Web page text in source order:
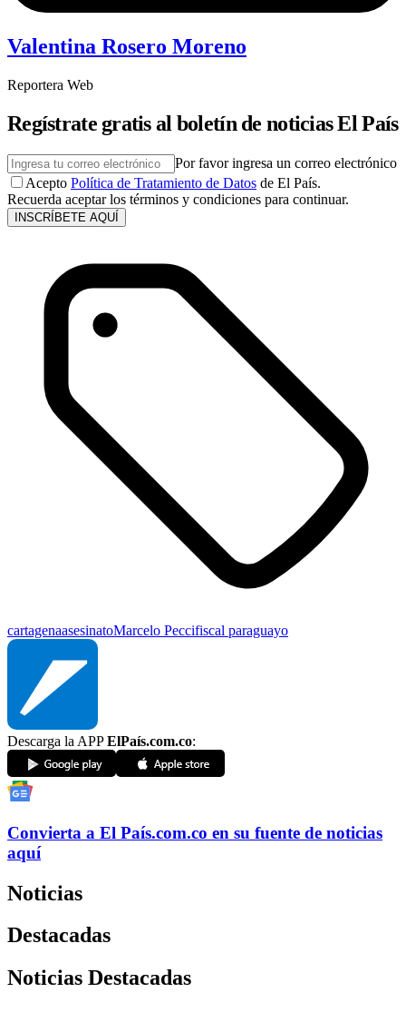
Valentina Rosero Moreno
Reportera Web
Regístrate gratis al boletín de noticias El País
Por favor ingresa un correo electrónico
Acepto Política de Tratamiento de Datos de El País.
Recuerda aceptar los términos y condiciones para continuar.
INSCRÍBETE AQUÍ
cartagenaasesinatoMarcelo Peccifiscal paraguayo
Descarga la APPElPaís.com.co:
Convierta a El País.com.co en su fuente de noticias
aquí
Noticias
Destacadas
Noticias Destacadas